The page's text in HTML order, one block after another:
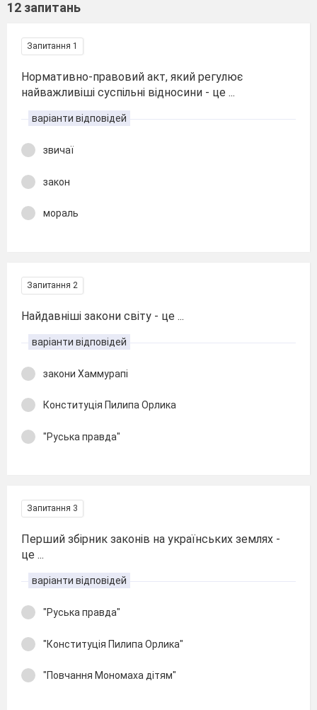
12 запитань
Запитання 1
Нормативно-правовий акт, який регулює
найважливіші суспільні відносини - це ...
варіанти відповідей
звичаї
закон
мораль
Запитання 2
Найдавніші закони світу - це ...
варіанти відповідей
закони Хаммурапі
Конституція Пилипа Орлика
"Руська правда"
Запитання 3
Перший збірник законів на українських землях -
це ...
варіанти відповідей
"Руська правда"
"Конституція Пилипа Орлика"
"Повчання Мономаха дітям"